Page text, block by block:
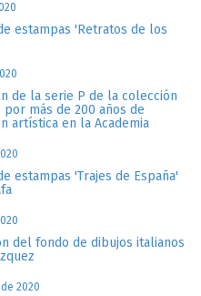
estampas 'Retratos de los
de la serie P de la colección
más de 200 años de
artística en la Academia
estampas 'Trajes de España'
del fondo de dibujos italianos
2020